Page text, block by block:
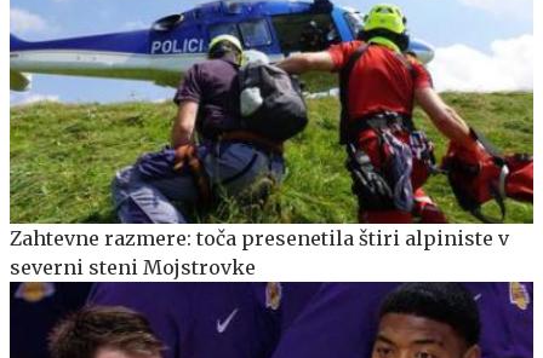
Zahtevne razmere: toča presenetila štiri alpiniste v
severni steni Mojstrovke